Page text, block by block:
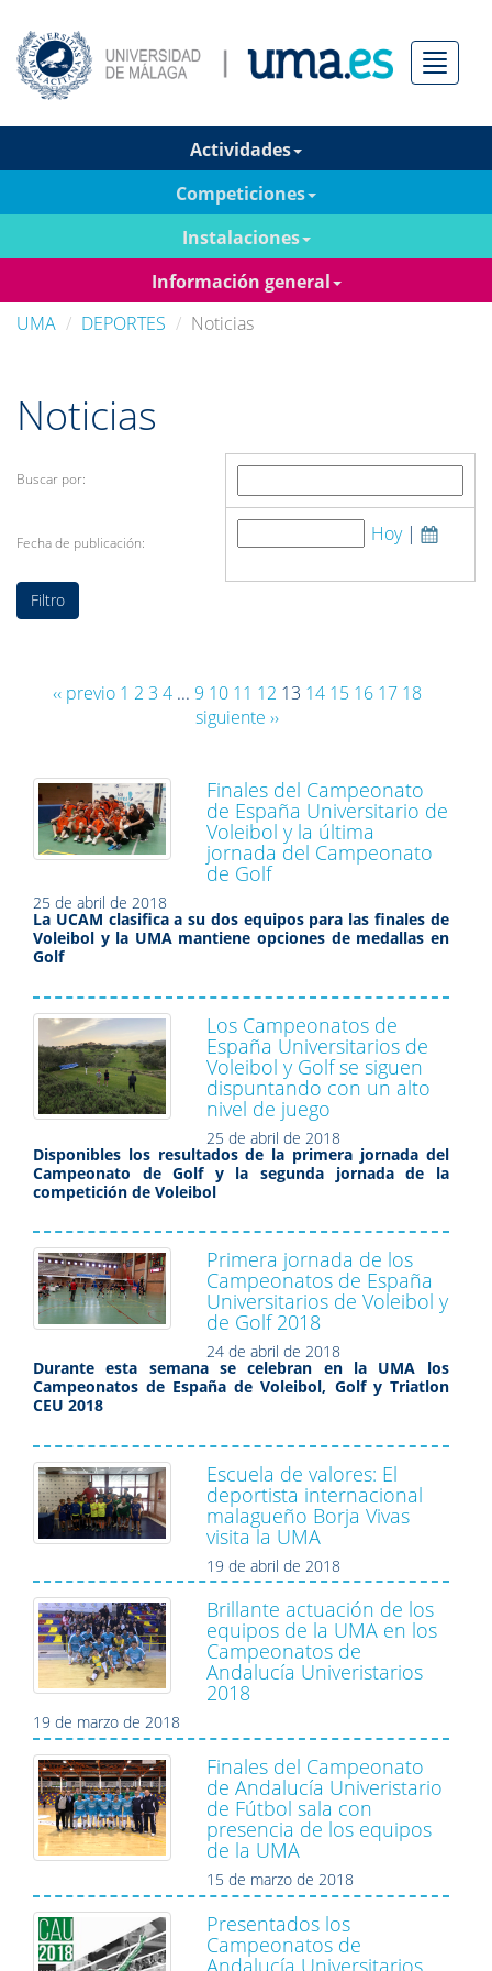
Menú
Actividades
Competiciones
Instalaciones
Información general
UMA
DEPORTES Noticias
Noticias
Buscar por:
Fecha de publicación: Hoy|
‹‹ previo 1 2 3 4 ... 9 10 11 12 13 14 15 16 17 18
siguiente ››
Finales del Campeonato
de España Universitario de
Voleibol y la última
jornada del Campeonato
de Golf
25 de abril de 2018
La UCAM clasifica a su dos equipos para las finales de
Voleibol y la UMA mantiene opciones de medallas en
Golf
Los Campeonatos de
España Universitarios de
Voleibol y Golf se siguen
dispuntando con un alto
nivel de juego
25 de abril de 2018
Disponibles los resultados de la primera jornada del
Campeonato de Golf y la segunda jornada de la
competición de Voleibol
Primera jornada de los
Campeonatos de España
Universitarios de Voleibol y
de Golf 2018
24 de abril de 2018
Durante esta semana se celebran en la UMA los
Campeonatos de España de Voleibol, Golf y Triatlon
CEU 2018
Escuela de valores: El
deportista internacional
malagueño Borja Vivas
visita la UMA
19 de abril de 2018
Brillante actuación de los
equipos de la UMA en los
Campeonatos de
Andalucía Univeristarios
2018
19 de marzo de 2018
Finales del Campeonato
de Andalucía Univeristario
de Fútbol sala con
presencia de los equipos
de la UMA
15 de marzo de 2018
Presentados los
Campeonatos de
Andalucía Universitarios